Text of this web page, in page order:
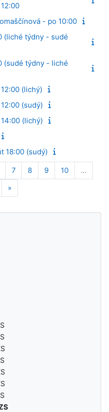
- po 10:00
(liché týdny - sudé
(sudé týdny - liché
(lichý)
(sudý)
(lichý)
18:00 (sudý)
5 6
7Stránka 7
8 Stránka 8
9Stránka 9
10Stránka 10
…
Stránka 12
»